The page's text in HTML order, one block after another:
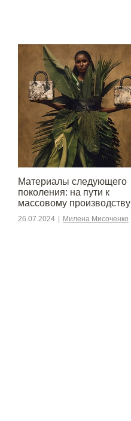
Материалы следующего
поколения: на пути к
массовому производству
26.07.2024 Милена Мисоченко